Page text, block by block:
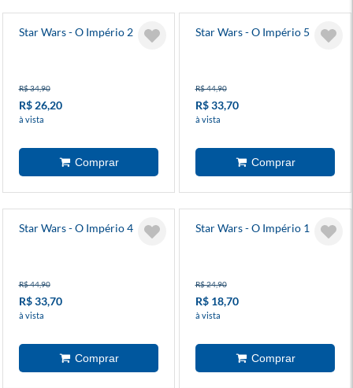
Star Wars - O Império 2
R$ 34,90
R$ 26,20
à vista
Star Wars - O Império 5
R$ 44,90
R$ 33,70
à vista
Star Wars - O Império 4
R$ 44,90
R$ 33,70
à vista
Star Wars - O Império 1
R$ 24,90
R$ 18,70
à vista